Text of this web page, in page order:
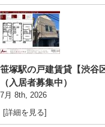
笹塚駅の戸建賃貸【渋谷
（入居者募集中）
7月 8th, 2026
[詳細を見る]